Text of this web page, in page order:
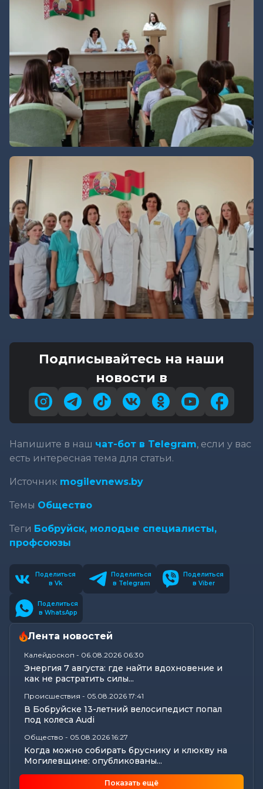
Подписывайтесь на наши
новости в
Напишите в наш чат-бот в Telegram, если у вас
есть интересная тема для статьи.
Источник mogilevnews.by
Темы Общество
Теги Бобруйск, молодые специалисты,
профсоюзы
Поделиться
в Vk
Поделиться
в Telegram
Поделиться
в Viber
Поделиться
в WhatsApp
Лента новостей
Калейдоскоп - 06.08.2026 06:30
Энергия 7 августа: где найти вдохновение и
как не растратить силы...
Происшествия - 05.08.2026 17:41
В Бобруйске 13-летний велосипедист попал
под колеса Audi
Общество - 05.08.2026 16:27
Когда можно собирать бруснику и клюкву на
Могилевщине: опубликованы...
05.08.2026 15:45
Показать ещё